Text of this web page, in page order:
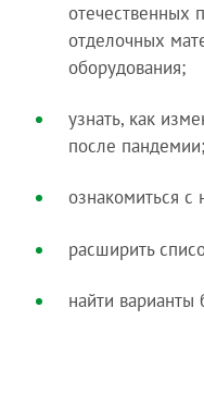
отечественных
отделочных
оборудования;
узнать, как
после пандемии;
ознакомиться с
расширить
найти варианты